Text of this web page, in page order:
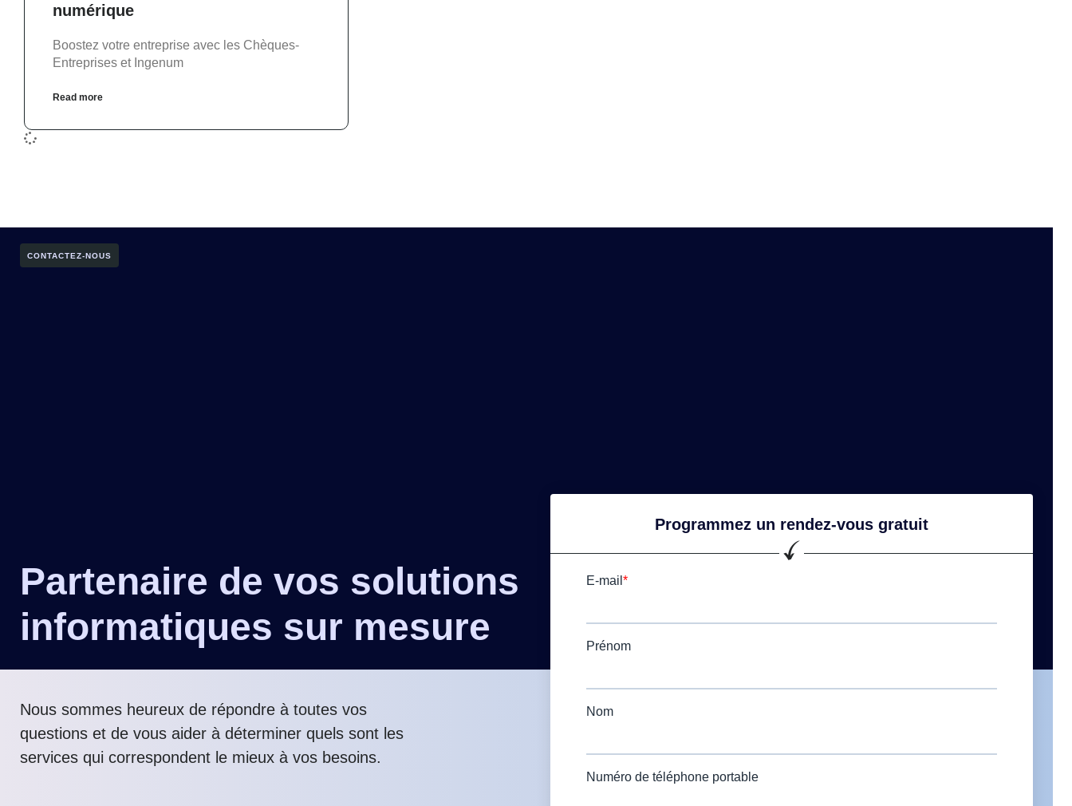
numérique
Boostez votre entreprise avec les Chèques-
Entreprises et Ingenum
Read more
CONTACTEZ-NOUS
Partenaire de vos solutions
informatiques sur mesure
Nous sommes heureux de répondre à toutes vos
questions et de vous aider à déterminer quels sont les
services qui correspondent le mieux à vos besoins.
Programmez un rendez-vous gratuit